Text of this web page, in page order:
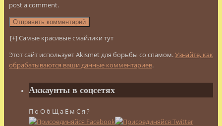
post a comment.
[+] Самые красивые смайлики тут
Этот сайт использует Akismet для борьбы со спамом.Узнайте, как
обрабатываются ваши данные комментариев.
Аккаунты в соцсетях
П о О б Щ а Е м С я ?